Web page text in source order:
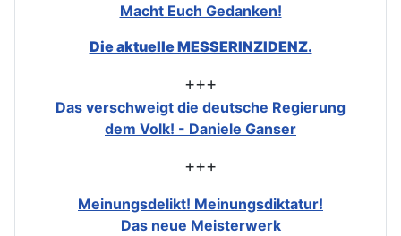
Macht Euch Gedanken!
Die aktuelle MESSERINZIDENZ.
+++
Das verschweigt die deutsche Regierung
dem Volk! - Daniele Ganser
+++
Meinungsdelikt! Meinungsdiktatur!
Das neue Meisterwerk